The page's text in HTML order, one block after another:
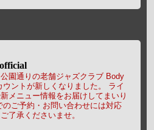
園通りの老舗ジャズクラブ Body
ントが新しくなりました。
ライ
メニュー情報をお届けしてまいり
ご予約・お問い合わせには対応
了承くださいませ。